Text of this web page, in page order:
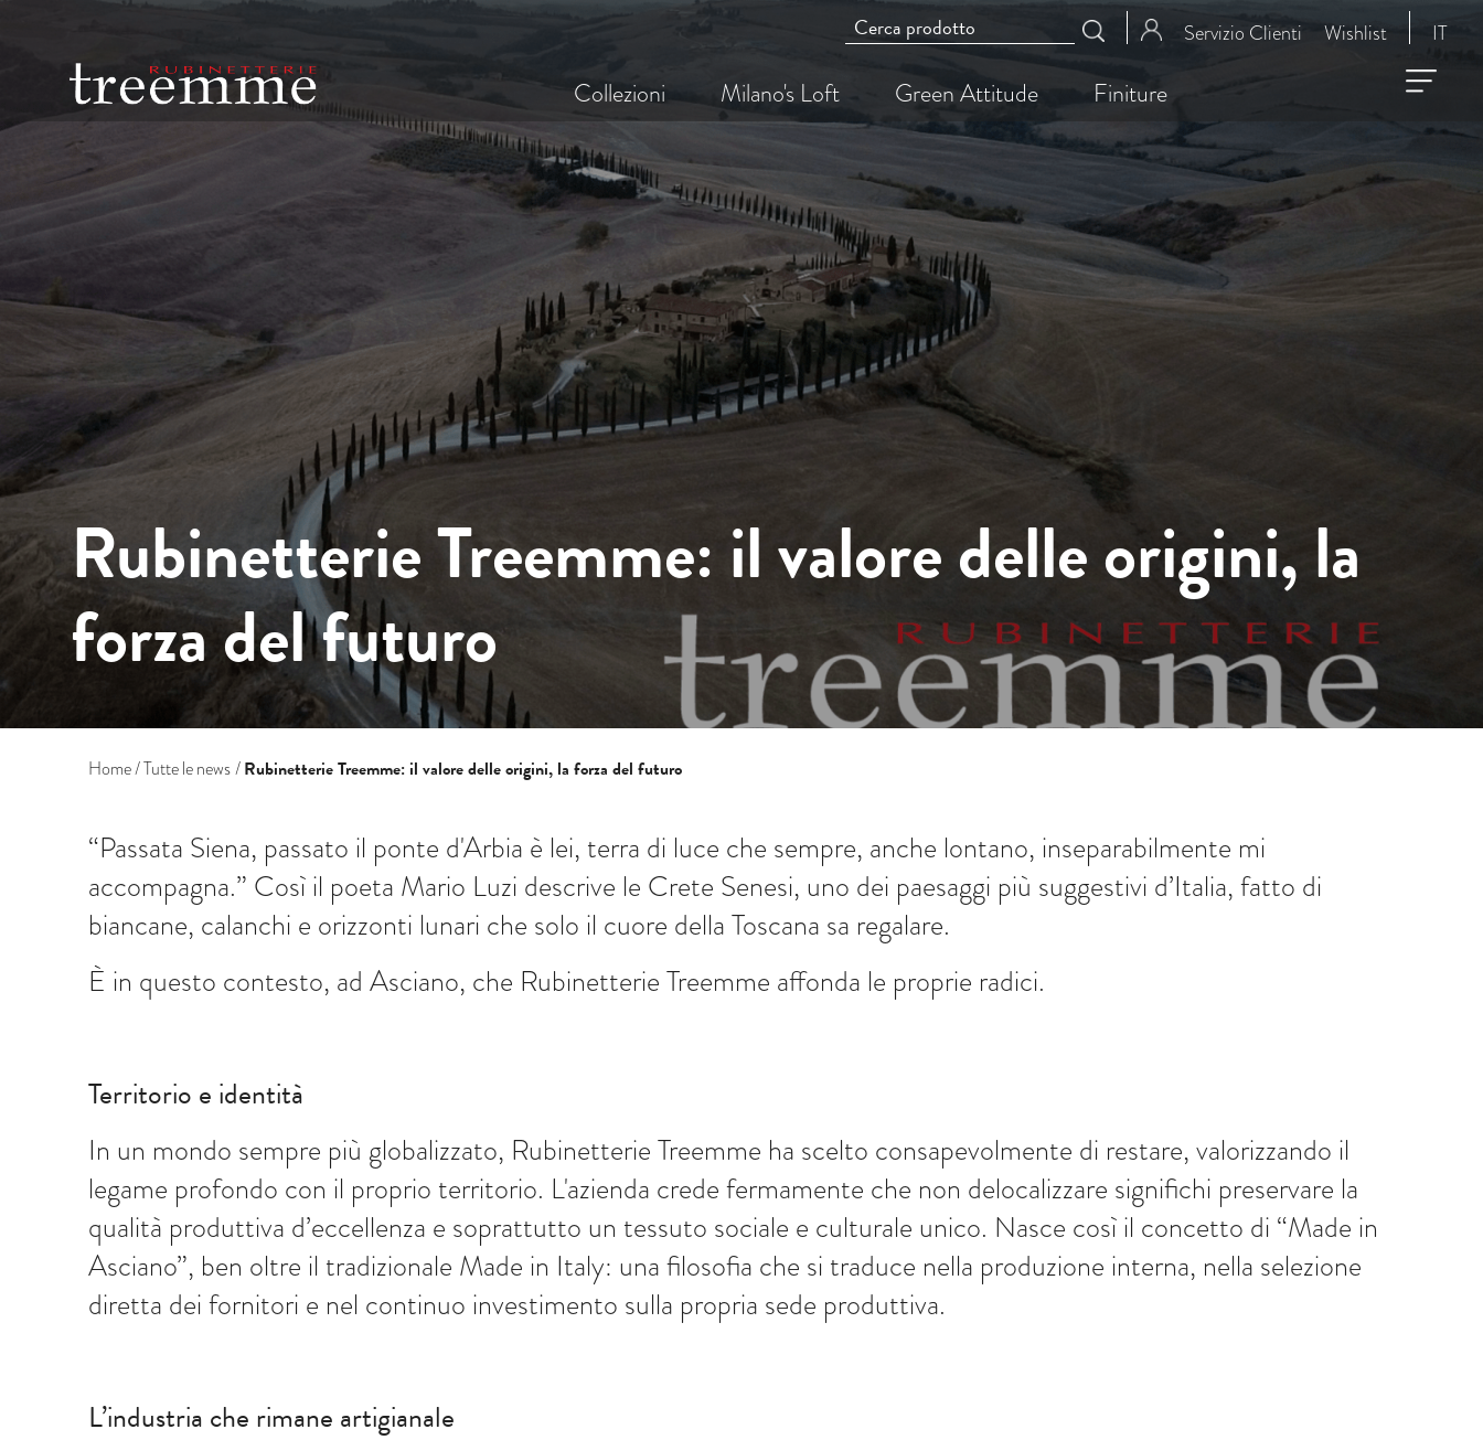
Servizio Clienti Wishlist IT
Collezioni Milano's Loft Green Attitude Finiture
Rubinetterie Treemme: il valore delle origini, la
forza del futuro
Home Tutte le news Rubinetterie Treemme: il valore delle origini, la forza del futuro
“Passata Siena, passato il ponte d'Arbia è lei, terra di luce che sempre, anche lontano, inseparabilmente mi
accompagna.” Così il poeta Mario Luzi descrive le Crete Senesi, uno dei paesaggi più suggestivi d’Italia, fatto di
biancane, calanchi e orizzonti lunari che solo il cuore della Toscana sa regalare.
È in questo contesto, ad Asciano, che Rubinetterie Treemme affonda le proprie radici.
Territorio e identità
In un mondo sempre più globalizzato, Rubinetterie Treemme ha scelto consapevolmente di restare, valorizzando il
legame profondo con il proprio territorio. L'azienda crede fermamente che non delocalizzare significhi preservare la
qualità produttiva d’eccellenza e soprattutto un tessuto sociale e culturale unico. Nasce così il concetto di “Made in
Asciano”, ben oltre il tradizionale Made in Italy: una filosofia che si traduce nella produzione interna, nella selezione
diretta dei fornitori e nel continuo investimento sulla propria sede produttiva.
L’industria che rimane artigianale